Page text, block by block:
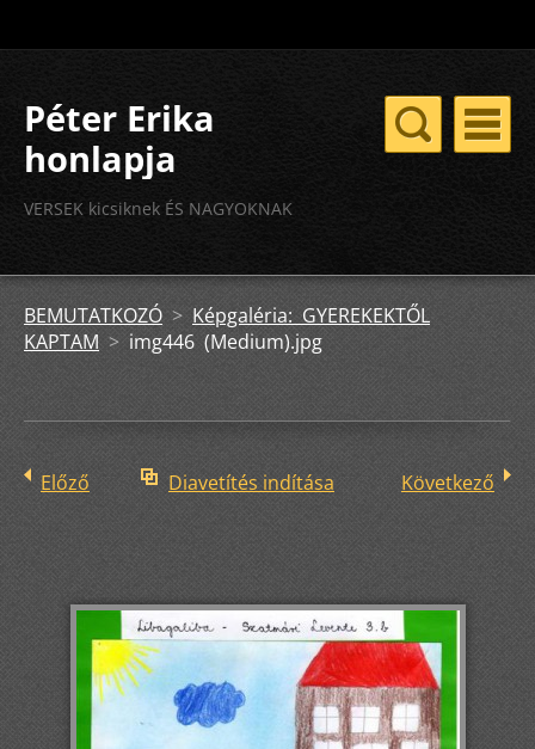
Péter Erika
honlapja
VERSEK kicsiknek ÉS NAGYOKNAK
BEMUTATKOZÓ >Képgaléria: GYEREKEKTŐL
KAPTAM > img446 (Medium).jpg
Előző Diavetítés indítása Következő